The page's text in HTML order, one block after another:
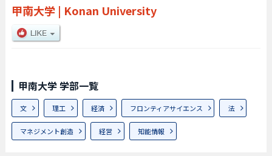
甲南大学 | Konan University
甲南大学 学部一覧
文 理工 経済 フロンティアサイエンス 法
マネジメント創造 経営 知能情報